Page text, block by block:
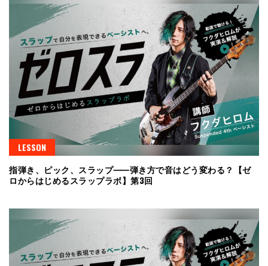
LESSON
指弾き、ピック、スラップ⸺弾き方で音はどう変わる？【ゼ
ロからはじめるスラップラボ】第3回